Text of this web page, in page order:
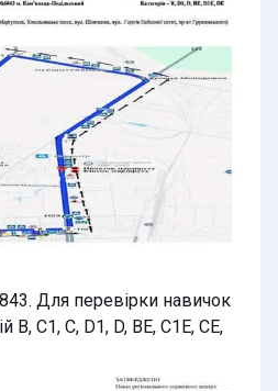
Для перевірки навичок
B, C1, C, D1, D, BE, C1E, CE,